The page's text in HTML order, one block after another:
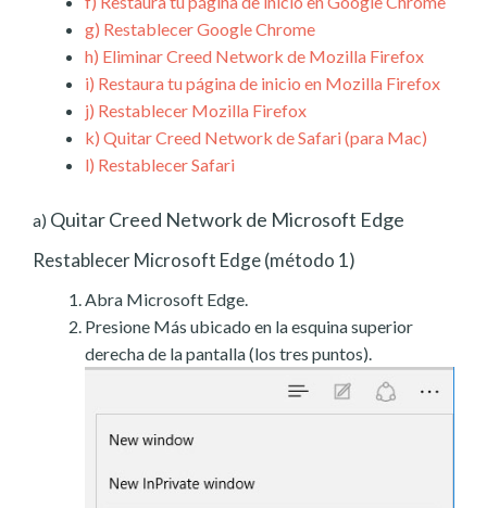
g) Restablecer Google Chrome
h) Eliminar Creed Network de Mozilla Firefox
i) Restaura tu página de inicio en Mozilla Firefox
j) Restablecer Mozilla Firefox
k) Quitar Creed Network de Safari (para Mac)
l) Restablecer Safari
a) Quitar Creed Network de Microsoft Edge
Restablecer Microsoft Edge (método 1)
Abra Microsoft Edge.
Presione Más ubicado en la esquina superior
derecha de la pantalla (los tres puntos).